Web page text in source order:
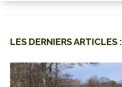
LES DERNIERS ARTICLES :